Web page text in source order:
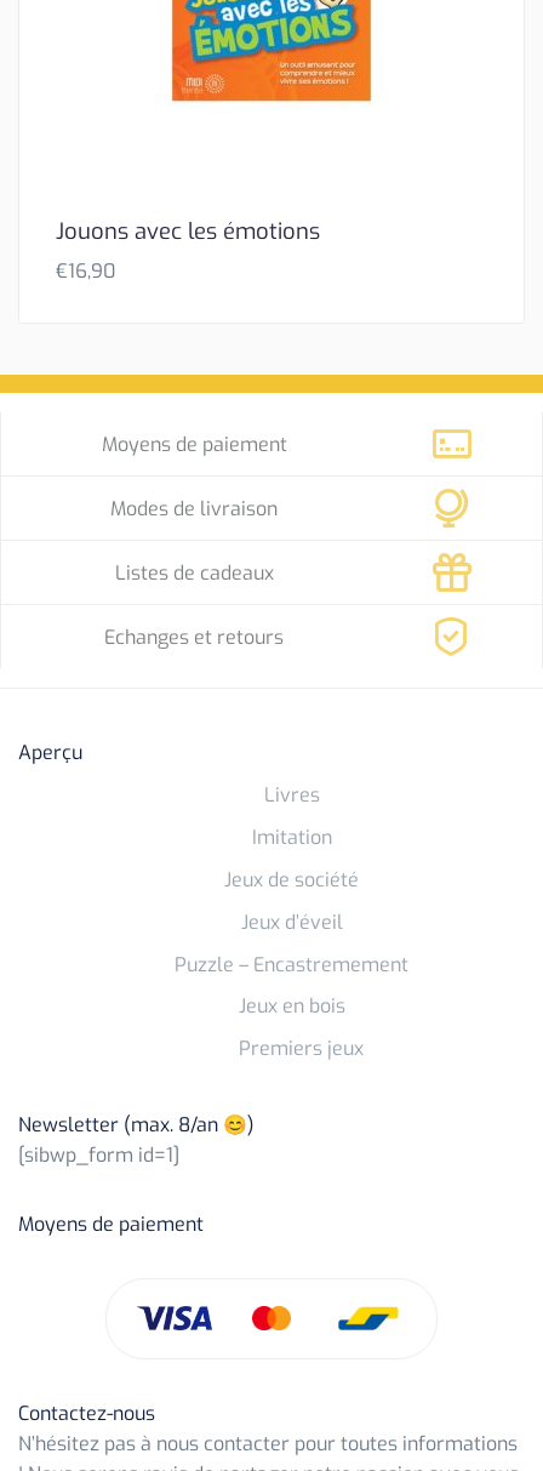
Jouons avec les émotions
€16,90
Moyens de paiement
Modes de livraison
Listes de cadeaux
Echanges et retours
Aperçu
Livres
Imitation
Jeux de société
Jeux d’éveil
Puzzle – Encastremement
Jeux en bois
Premiers jeux
Newsletter (max. 8/an 😊)
[sibwp_form id=1]
Moyens de paiement
Contactez-nous
N’hésitez pas à nous contacter pour toutes informations